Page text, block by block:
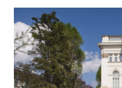
Kandydat
Absolwent